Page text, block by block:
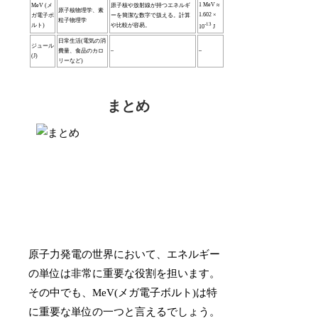
MeV (メ
ガ電子ボ
ルト)
原子核物理学、素
粒子物理学
原子核や放射線が持つエネルギ
ーを簡潔な数字で扱える。計算
や比較が容易。
1 MeV ≈
1.602 ×
10-13 J
ジュール
(J)
日常生活(電気の消
費量、食品のカロ
リーなど)
– –
まとめ
原子力発電の世界において、エネルギー
の単位は非常に重要な役割を担います。
その中でも、MeV(メガ電子ボルト)は特
に重要な単位の一つと言えるでしょう。